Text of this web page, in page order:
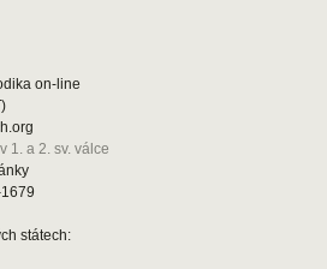
on-line
1. a 2. sv. válce
státech: